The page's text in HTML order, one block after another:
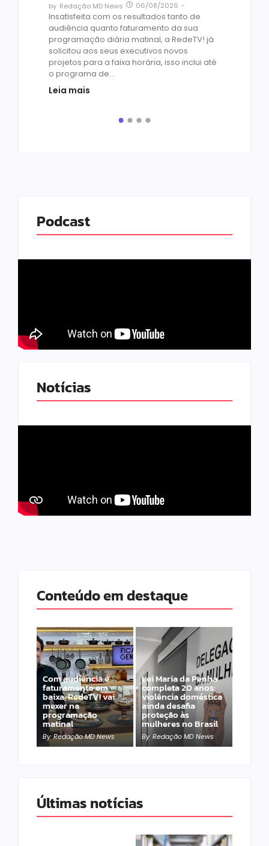
by Redação MD News 06/08/2026 -
Insatisfeita com os resultados tanto de
audiência quanto faturamento da sua
programação diária matinal, a RedeTV! já
solicitou aos seus executivos novos
projetos para a faixa horária, isso inclui até
o programa de...
Leia mais
Podcast
Notícias
Conteúdo em destaque
Com audiência e
faturamento em
baixa, RedeTV! vai
mexer na
programação
matinal
By Redação MD News
Lei Maria da Penha
completa 20 anos:
violência doméstica
ainda desafia
proteção às
mulheres no Brasil
By Redação MD News
Últimas notícias